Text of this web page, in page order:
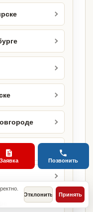
Отклонить Принять
Заявка Позвонить